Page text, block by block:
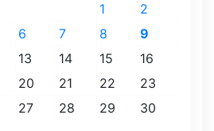
1
2
6 7 8
9
13 14 15
16
20 21 22
23
27 28 29
30